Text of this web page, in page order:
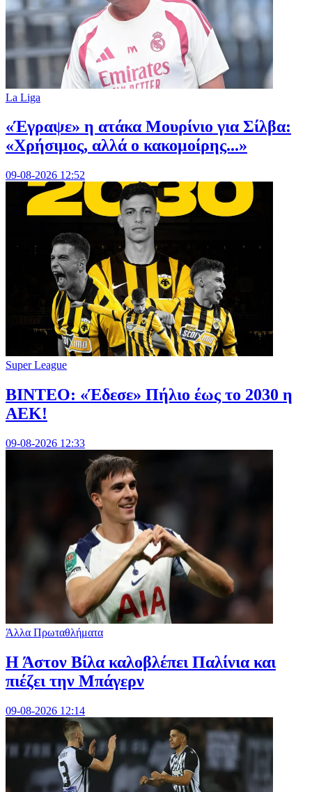
La Liga
«Έγραψε» η ατάκα Μουρίνιο για Σίλβα:
«Χρήσιμος, αλλά ο κακομοίρης...»
09-08-2026 12:52
Super League
ΒΙΝΤΕΟ: «Έδεσε» Πήλιο έως το 2030 η
ΑΕΚ!
09-08-2026 12:33
Άλλα Πρωταθλήματα
Η Άστον Βίλα καλοβλέπει Παλίνια και
πιέζει την Μπάγερν
09-08-2026 12:14